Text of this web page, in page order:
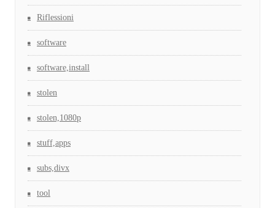
Riflessioni
software
software,install
stolen
stolen,1080p
stuff,apps
subs,divx
tool